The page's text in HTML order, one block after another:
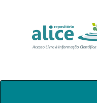
Skip